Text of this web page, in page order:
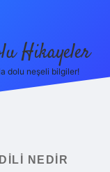
Hikayeler
dolu neşeli bilgiler!
NEDIR